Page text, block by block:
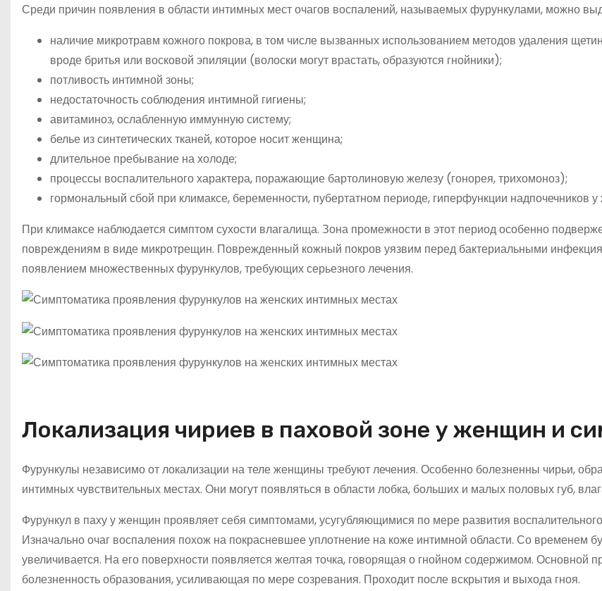
Среди причин появления в области интимных мест очагов воспалений, называемых фурункулами, можно
наличие микротравм кожного покрова, в том числе вызванных использованием методов удаления
вроде бритья или восковой эпиляции (волоски могут врастать, образуются гнойники);
потливость интимной зоны;
недостаточность соблюдения интимной гигиены;
авитаминоз, ослабленную иммунную систему;
белье из синтетических тканей, которое носит женщина;
длительное пребывание на холоде;
процессы воспалительного характера, поражающие бартолиновую железу (гонорея, трихомоноз);
гормональный сбой при климаксе, беременности, пубертатном периоде, гиперфункции надпочечников
При климаксе наблюдается симптом сухости влагалища. Зона промежности в этот период особенно
повреждениям в виде микротрещин. Поврежденный кожный покров уязвим перед бактериальными
появлением множественных фурункулов, требующих серьезного лечения.
Локализация чириев в паховой зоне у женщин и
Фурункулы независимо от локализации на теле женщины требуют лечения. Особенно болезненны чирьи,
интимных чувствительных местах. Они могут появляться в области лобка, больших и малых половых губ,
Фурункул в паху у женщин проявляет себя симптомами, усугубляющимися по мере развития
Изначально очаг воспаления похож на покрасневшее уплотнение на коже интимной области. Со временем
увеличивается. На его поверхности появляется желтая точка, говорящая о гнойном содержимом. Основной
болезненность образования, усиливающая по мере созревания. Проходит после вскрытия и выхода гноя.